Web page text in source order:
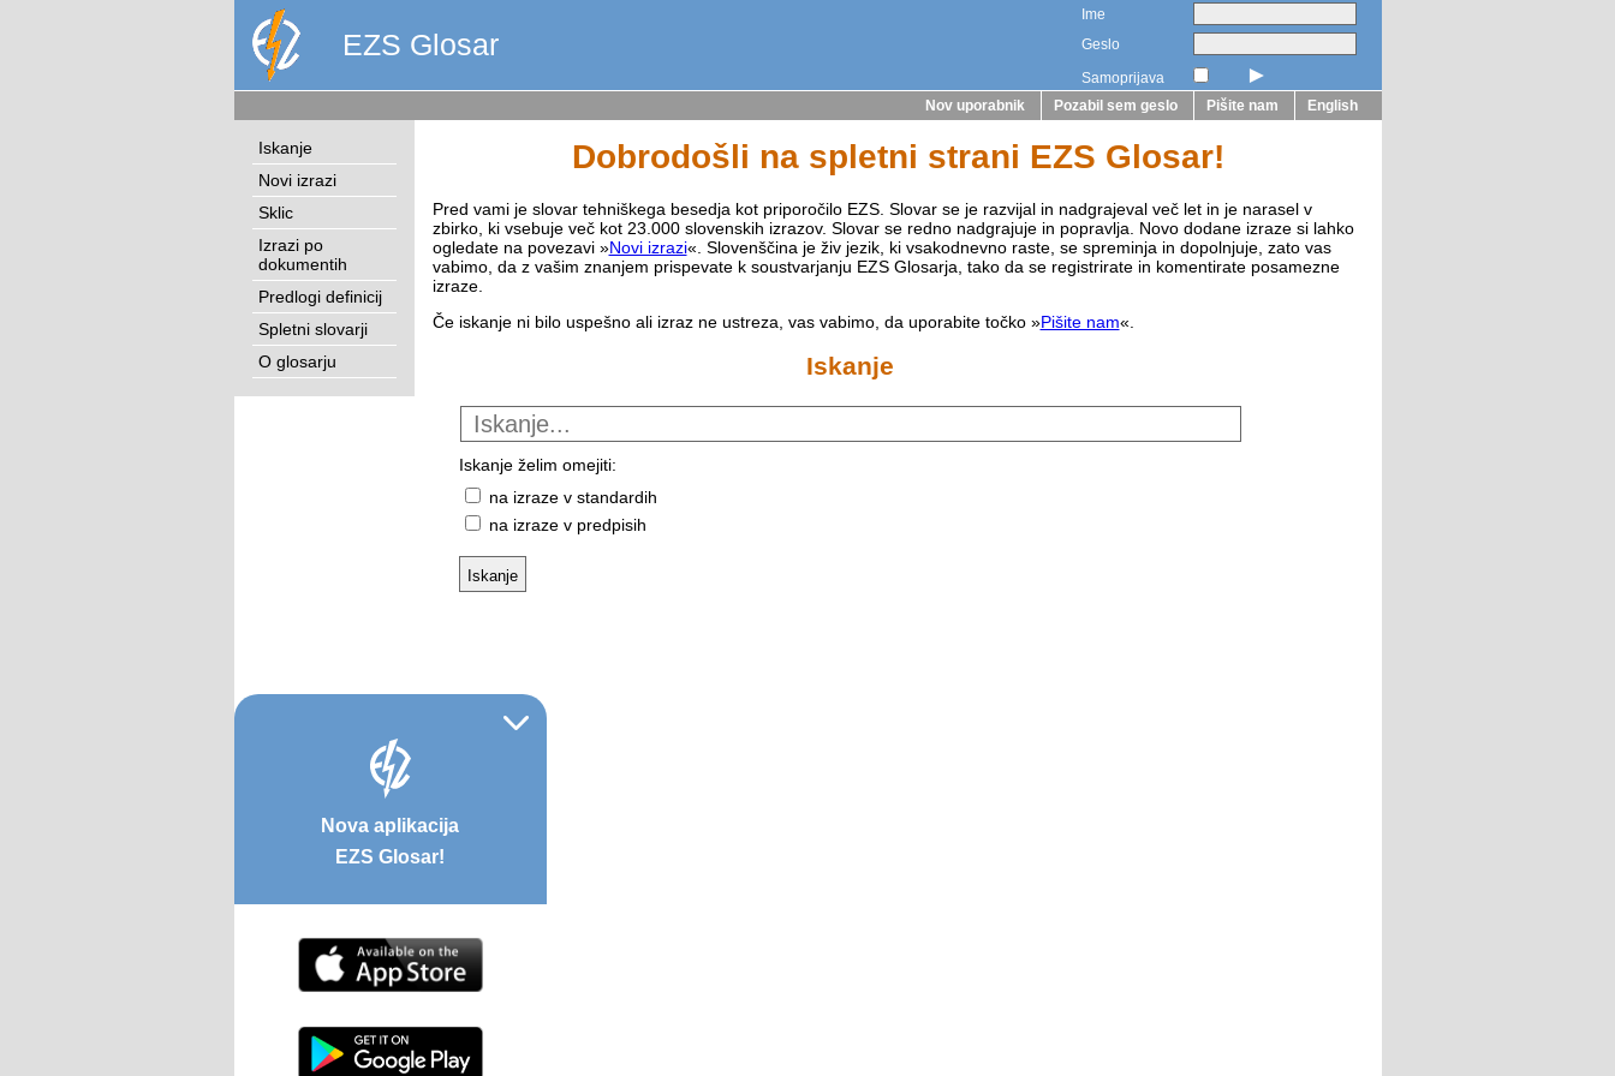
Ime
Geslo
Samoprijava
►
EZS Glosar
Nov uporabnik Pozabil sem geslo Pišite nam English
Iskanje
Novi izrazi
Sklic
Izrazi po
dokumentih
Predlogi definicij
Spletni slovarji
O glosarju
Dobrodošli na spletni strani EZS Glosar!
Pred vami je slovar tehniškega besedja kot priporočilo EZS. Slovar se je razvijal in nadgrajeval več let in je narasel v
zbirko, ki vsebuje več kot 23.000 slovenskih izrazov. Slovar se redno nadgrajuje in popravlja. Novo dodane izraze si lahko
ogledate na povezavi »Novi izrazi«. Slovenščina je živ jezik, ki vsakodnevno raste, se spreminja in dopolnjuje, zato vas
vabimo, da z vašim znanjem prispevate k soustvarjanju EZS Glosarja, tako da se registrirate in komentirate posamezne
izraze.
Če iskanje ni bilo uspešno ali izraz ne ustreza, vas vabimo, da uporabite točko »Pišite nam«.
Iskanje
Iskanje želim omejiti:
na izraze v standardih
na izraze v predpisih
Nova aplikacija
EZS Glosar!